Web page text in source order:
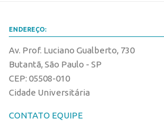
Patrimônio Genético
Leis e Normas
Transferência de Tecnologia
Editais de TT
PD&I
ENDEREÇO:
Av. Prof. Luciano Gualberto, 730
Butantã, São Paulo - SP
CEP: 05508-010
Cidade Universitária
CONTATO EQUIPE